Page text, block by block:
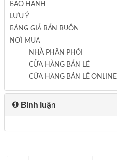
BẢO HÀNH
LƯU Ý
BẢNG GIÁ BÁN BUÔN
NƠI MUA
NHÀ PHÂN PHỐI
CỬA HÀNG BÁN LẺ
CỬA HÀNG BÁN LẺ ONLINE
Bình luận